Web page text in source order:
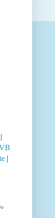
|
|